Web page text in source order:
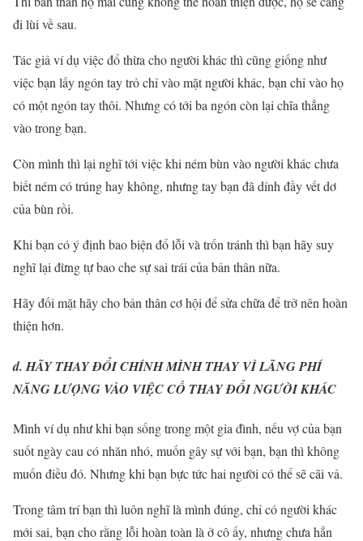
đi lùi về sau.
Tác giả ví dụ việc đổ thừa cho người khác thì cũng giống như
việc bạn lấy ngón tay trỏ chỉ vào mặt người khác, bạn chỉ vào họ
có một ngón tay thôi. Nhưng có tới ba ngón còn lại chĩa thẳng
vào trong bạn.
Còn mình thì lại nghĩ tới việc khi ném bùn vào người khác chưa
biết ném có trúng hay không, nhưng tay bạn đã dính đầy vết dơ
của bùn rồi.
Khi bạn có ý định bao biện đổ lỗi và trốn tránh thì bạn hãy suy
nghĩ lại đừng tự bao che sự sai trái của bản thân nữa.
Hãy đối mặt hãy cho bản thân cơ hội để sửa chữa để trở nên hoàn
thiện hơn.
d. HÃY THAY ĐỔI CHÍNH MÌNH THAY VÌ LÃNG PHÍ
NĂNG LƯỢNG VÀO VIỆC CỐ THAY ĐỔI NGƯỜI KHÁC
Mình ví dụ như khi bạn sống trong một gia đình, nếu vợ của bạn
suốt ngày cau có nhăn nhó, muốn gây sự với bạn, bạn thì không
muốn điều đó. Nhưng khi bạn bực tức hai người có thể sẽ cãi vả.
Trong tâm trí bạn thì luôn nghĩ là mình đúng, chỉ có người khác
mới sai, bạn cho rằng lỗi hoàn toàn là ở cô ấy, nhưng chưa hẳn